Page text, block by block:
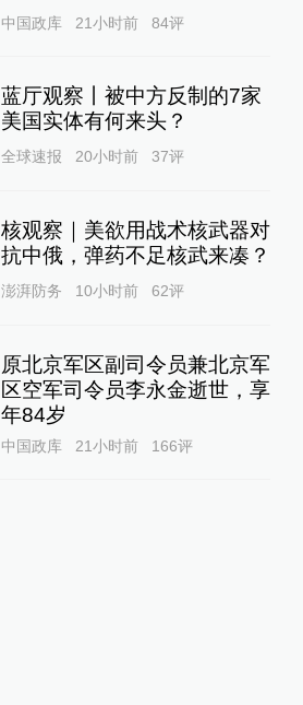
中国政库 21小时前 84评
蓝厅观察丨被中方反制的7家
美国实体有何来头？
全球速报 20小时前 37评
核观察｜美欲用战术核武器对
抗中俄，弹药不足核武来凑？
澎湃防务 10小时前 62评
原北京军区副司令员兼北京军
区空军司令员李永金逝世，享
年84岁
中国政库 21小时前 166评